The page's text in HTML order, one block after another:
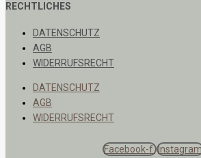
RECHTLICHES
DATENSCHUTZ
AGB
WIDERRUFSRECHT
DATENSCHUTZ
AGB
WIDERRUFSRECHT
Facebook-f